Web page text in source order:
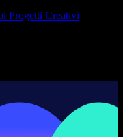
Progetti Creativi